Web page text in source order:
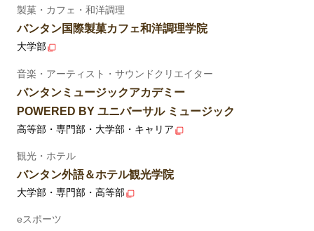
製菓・カフェ・和洋調理
バンタン国際製菓カフェ和洋調理学院
大学部
音楽・アーティスト・サウンドクリエイター
バンタンミュージックアカデミー
POWERED BY ユニバーサル ミュージック
高等部・専門部・大学部・キャリア
観光・ホテル
バンタン外語＆ホテル観光学院
大学部・専門部・高等部
eスポーツ